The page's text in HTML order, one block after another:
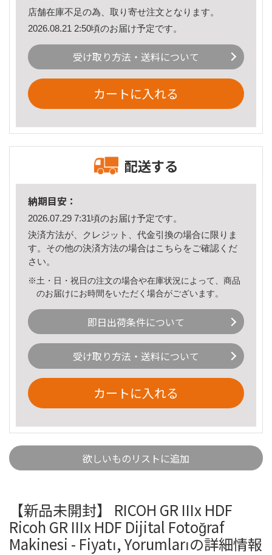
店舗在庫不足の為、取り寄せ注文となります。
2026.08.21 2:50頃のお届け予定です。
受け取り方法・送料について
カートに入れる
配送する
納期目安：
2026.07.29 7:31頃のお届け予定です。
決済方法が、クレジット、代金引換の場合に限りま
す。その他の決済方法の場合はこちら をご確認くだ
さい。
※土・日・祝日の注文の場合や在庫状況によって、商品
のお届けにお時間をいただく場合がございます。
即日出荷条件について
受け取り方法・送料について
カートに入れる
欲しいものリストに追加
【新品未開封】 RICOH GR IIIx HDF
Ricoh GR IIIx HDF Dijital Fotoğraf
Makinesi - Fiyatı, Yorumlarıの詳細情報